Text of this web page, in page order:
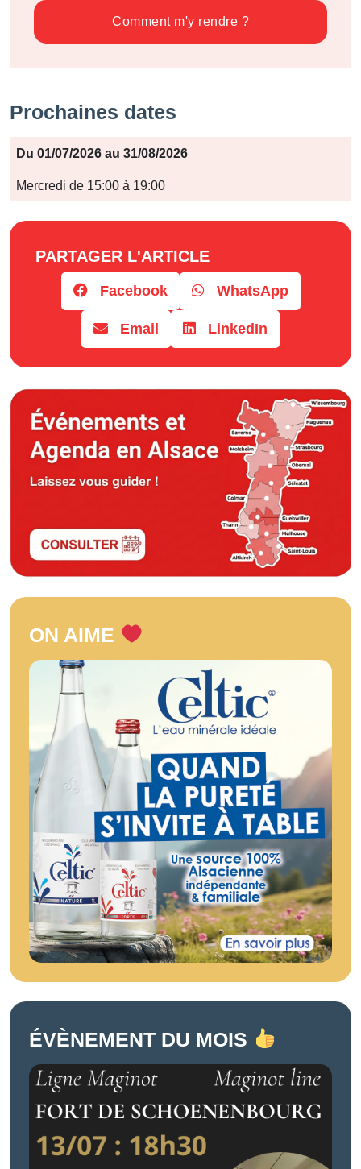
Comment m'y rendre ?
Prochaines dates
Période
Jours
Du 01/07/2026 au 31/08/2026
Mercredi de 15:00 à 19:00
PARTAGER L'ARTICLE
Facebook WhatsApp
Email LinkedIn
ON AIME
ÉVÈNEMENT DU MOIS